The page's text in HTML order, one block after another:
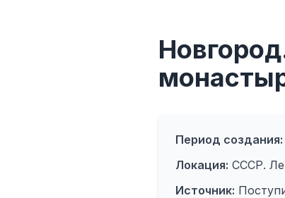
Период создания:
Локация: СССР.
Источник: